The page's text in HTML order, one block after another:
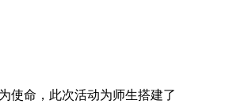
为使命，此次活动为师生搭建了